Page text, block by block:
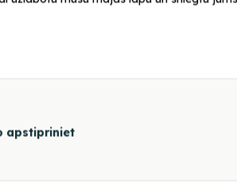
apstipriniet